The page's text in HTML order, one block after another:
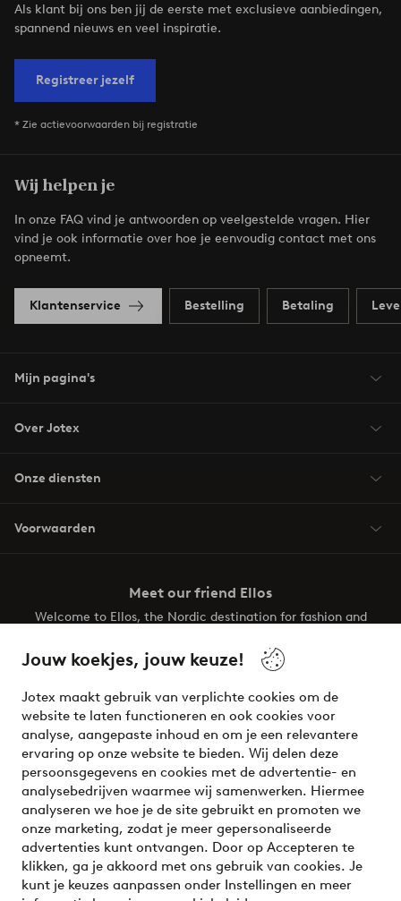
Jouw koekjes, jouw keuze!
Jotex maakt gebruik van verplichte cookies om de
website te laten functioneren en ook cookies voor
analyse, aangepaste inhoud en om je een relevantere
ervaring op onze website te bieden. Wij delen deze
persoonsgegevens en cookies met de advertentie- en
analysebedrijven waarmee wij samenwerken. Hiermee
analyseren we hoe je de site gebruikt en promoten we
onze marketing, zodat je meer gepersonaliseerde
advertenties kunt ontvangen. Door op Accepteren te
klikken, ga je akkoord met ons gebruik van cookies. Je
kunt je keuzes aanpassen onder Instellingen en meer
Als klant bij ons ben jij de eerste met exclusieve aanbiedingen,
spannend nieuws en veel inspiratie.
Registreer jezelf
* Zie actievoorwaarden bij registratie
Wij helpen je
In onze FAQ vind je antwoorden op veelgestelde vragen. Hier
vind je ook informatie over hoe je eenvoudig contact met ons
opneemt.
Klantenservice Bestelling Betaling
Mijn pagina's
Over Jotex
Onze diensten
Voorwaarden
Meet our friend Ellos
Welcome to Ellos, the Nordic destination for fashion and
your wardrobe. Your next inspiring look is here!
Veilig betalen - Nu betalen of opsplitsen
Wil je meer weten over onze betaalopties?